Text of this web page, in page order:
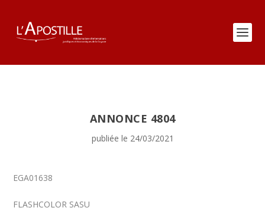
ANNONCE 4804
publiée le 24/03/2021
EGA01638
FLASHCOLOR SASU